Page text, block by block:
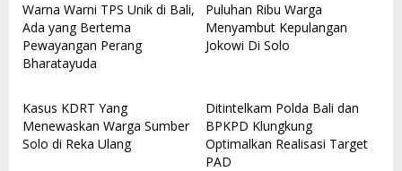
Warna Warni TPS Unik di Bali,
Ada yang Bertema
Pewayangan Perang
Bharatayuda
Puluhan Ribu Warga
Menyambut Kepulangan
Jokowi Di Solo
Kasus KDRT Yang
Menewaskan Warga Sumber
Solo di Reka Ulang
Ditintelkam Polda Bali dan
BPKPD Klungkung
Optimalkan Realisasi Target
PAD